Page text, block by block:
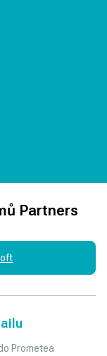
Partners
Prometea